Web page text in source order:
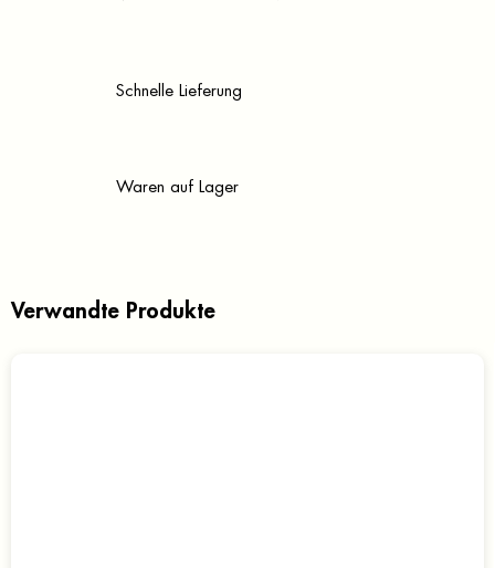
Schnelle Lieferung
Waren auf Lager
Verwandte Produkte